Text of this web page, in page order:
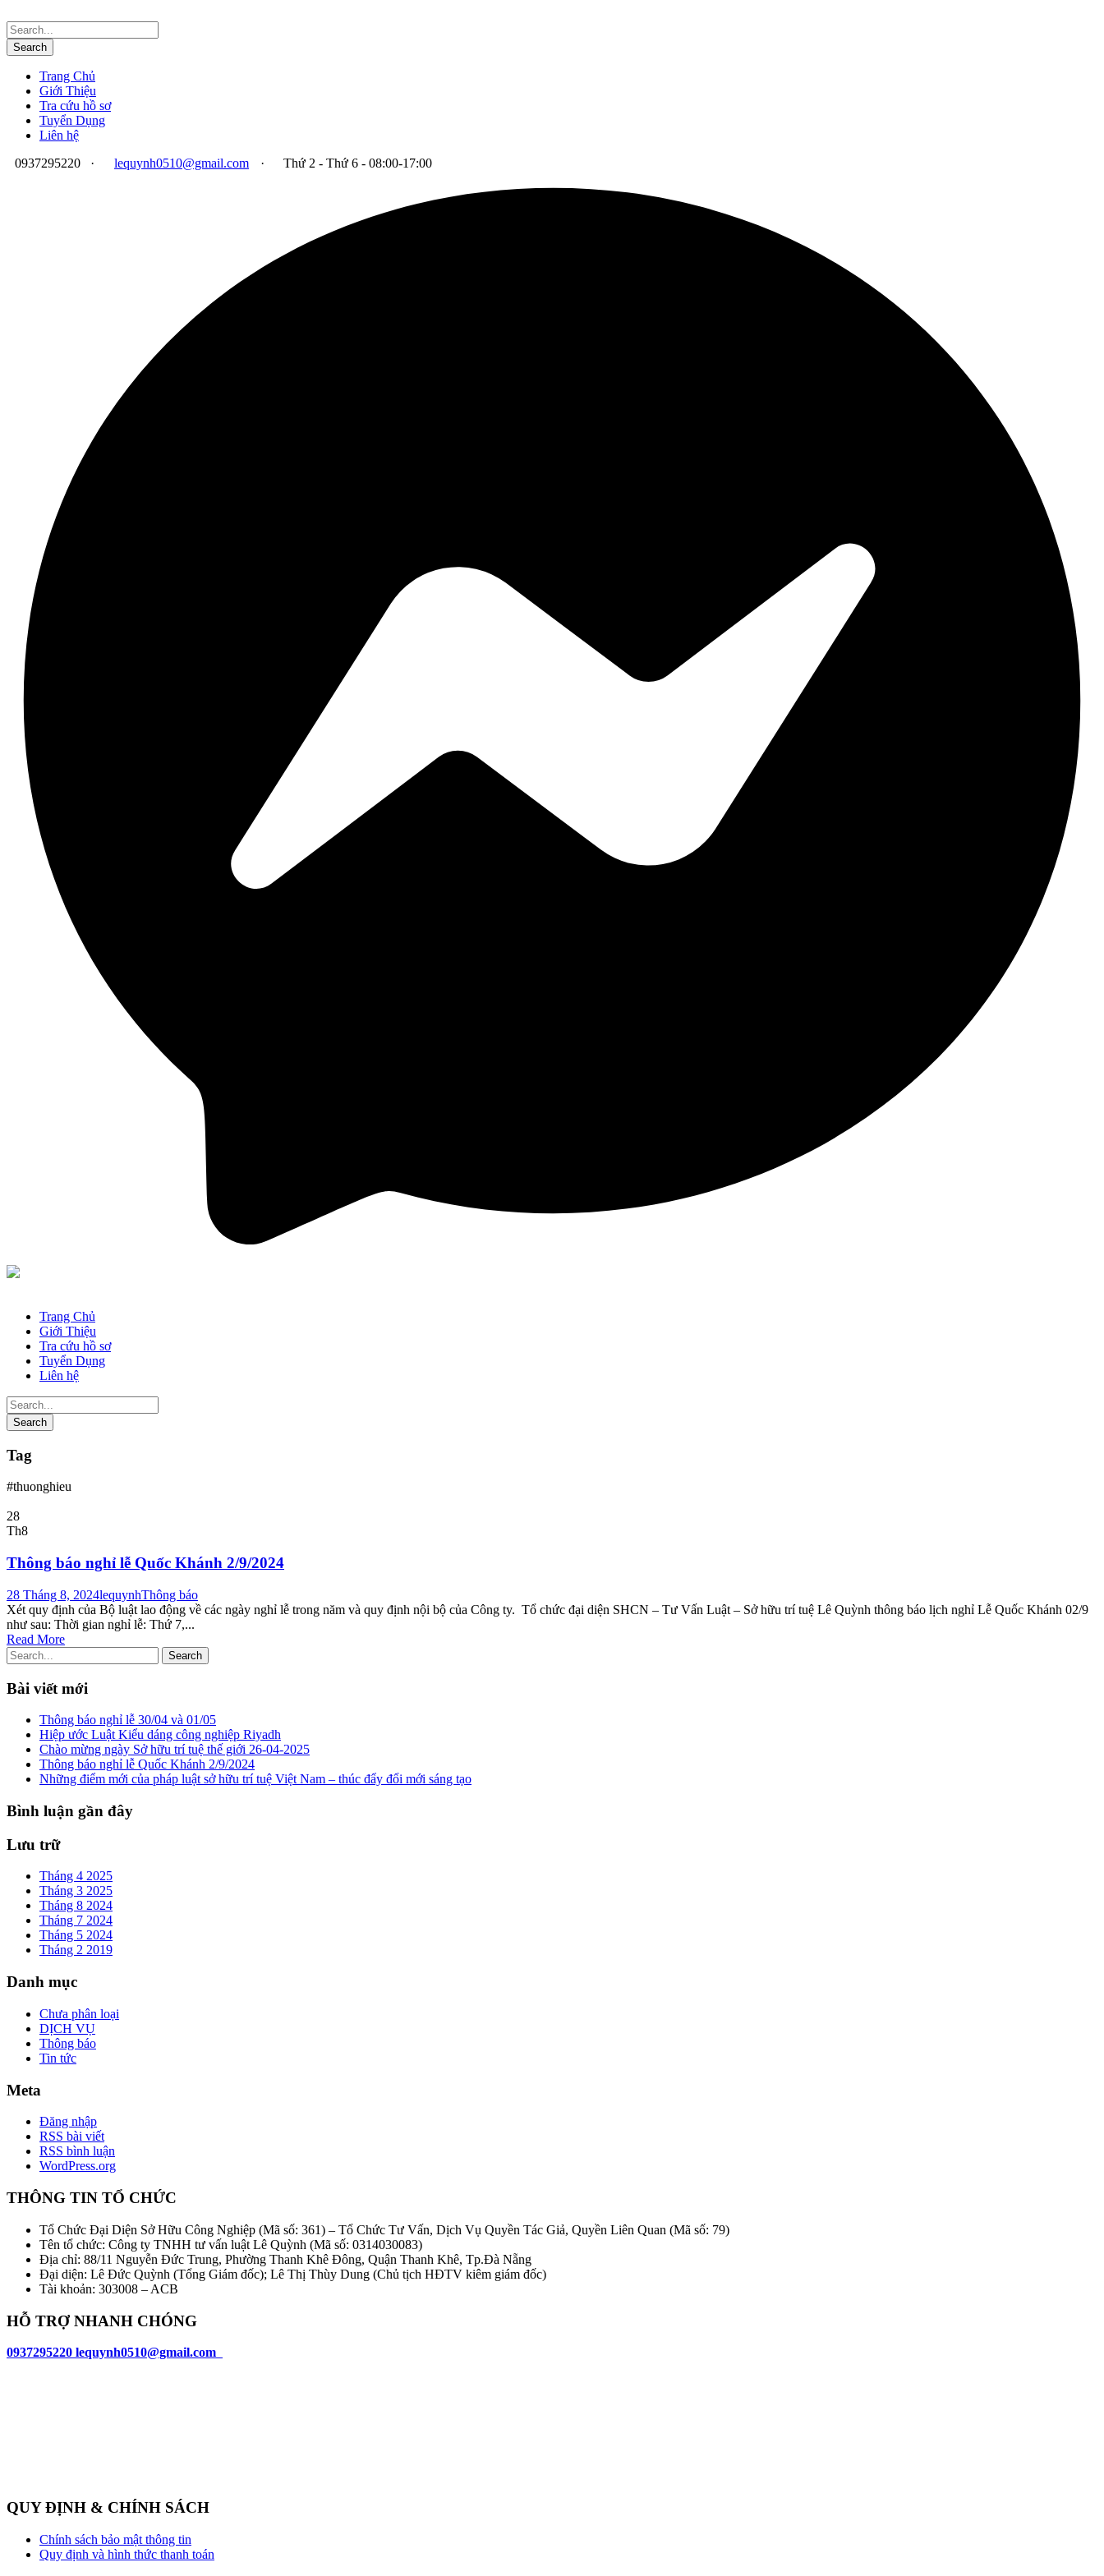
Trang Chủ
Giới Thiệu
Tra cứu hồ sơ
Tuyển Dụng
Liên hệ
0937295220
· lequynh0510@gmail.com · Thứ 2 - Thứ 6 - 08:00-17:00
Trang Chủ
Giới Thiệu
Tra cứu hồ sơ
Tuyển Dụng
Liên hệ
Tag
#thuonghieu
28
Th8
Thông báo nghỉ lễ Quốc Khánh 2/9/2024
28 Tháng 8, 2024lequynhThông báo
Xét quy định của Bộ luật lao động về các ngày nghỉ lễ trong năm và quy định nội bộ của Công ty. Tổ chức đại diện SHCN – Tư Vấn Luật – Sở hữu trí tuệ Lê Quỳnh thông báo lịch nghỉ Lễ Quốc Khánh 02/9
như sau: Thời gian nghỉ lễ: Thứ 7,...
Read More
Bài viết mới
Thông báo nghỉ lễ 30/04 và 01/05
Hiệp ước Luật Kiểu dáng công nghiệp Riyadh
Chào mừng ngày Sở hữu trí tuệ thế giới 26-04-2025
Thông báo nghỉ lễ Quốc Khánh 2/9/2024
Những điểm mới của pháp luật sở hữu trí tuệ Việt Nam – thúc đẩy đổi mới sáng tạo
Bình luận gần đây
Lưu trữ
Tháng 4 2025
Tháng 3 2025
Tháng 8 2024
Tháng 7 2024
Tháng 5 2024
Tháng 2 2019
Danh mục
Chưa phân loại
DỊCH VỤ
Thông báo
Tin tức
Meta
Đăng nhập
RSS bài viết
RSS bình luận
WordPress.org
THÔNG TIN TỔ CHỨC
Tổ Chức Đại Diện Sở Hữu Công Nghiệp (Mã số: 361) – Tổ Chức Tư Vấn, Dịch Vụ Quyền Tác Giả, Quyền Liên Quan (Mã số: 79)
Tên tổ chức: Công ty TNHH tư vấn luật Lê Quỳnh (Mã số: 0314030083)
Địa chỉ: 88/11 Nguyễn Đức Trung, Phường Thanh Khê Đông, Quận Thanh Khê, Tp.Đà Nẵng
Đại diện: Lê Đức Quỳnh (Tổng Giám đốc); Lê Thị Thùy Dung (Chủ tịch HĐTV kiêm giám đốc)
Tài khoản: 303008 – ACB
HỖ TRỢ NHANH CHÓNG
0937295220 lequynh0510@gmail.com
QUY ĐỊNH & CHÍNH SÁCH
Chính sách bảo mật thông tin
Quy định và hình thức thanh toán